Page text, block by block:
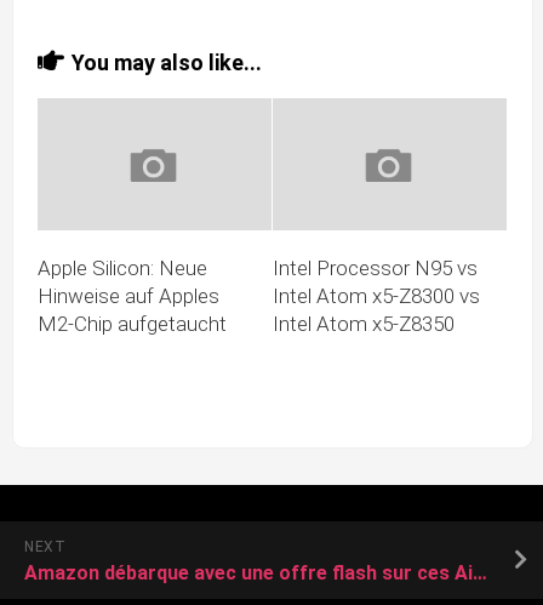
You may also like...
Apple Silicon: Neue
Hinweise auf Apples
M2-Chip aufgetaucht
Intel Processor N95 vs
Intel Atom x5-Z8300 vs
Intel Atom x5-Z8350
NEXT
Amazon débarque avec une offre flash sur ces AirPods Pro 2 d’Apple